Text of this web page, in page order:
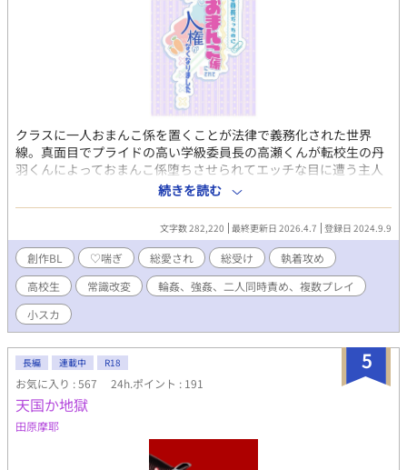
クラスに一人おまんこ係を置くことが法律で義務化された世界
線。真面目でプライドの高い学級委員長の高瀬くんが転校生の丹
羽くんによっておまんこ係堕ちさせられてエッチな目に遭う主人
公総受けラブコメディです。（愛はめちゃくちゃある） ※主人公
総受け ※常識改変 ※♡喘ぎ、隠語、下品 ※なんでも許せる方向け
pixivにて連載中。順次こちらに転載します。 pixivでは全11話
（40万文字over）公開中。 表紙ロゴ：おいもさんよりいただきま
した。
続きを読む
文字数 282,220 最終更新日 2026.4.7 登録日 2024.9.9
創作BL ♡喘ぎ 総愛され 総受け
執着攻め
高校生
常識改変
輪姦、強姦、二人同時責め、複数プレイ
小スカ
5
長編 連載中 R18
お気に入り : 567 24h.ポイント : 191
天国か地獄
田原摩耶